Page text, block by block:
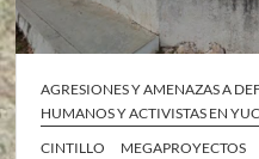
AGRESIONES Y AMENAZAS A
HUMANOS Y ACTIVISTAS EN
CINTILLO
MEGAPROYECTOS